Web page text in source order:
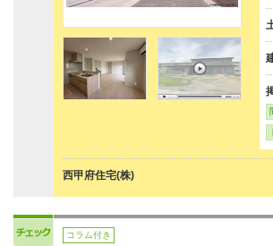
西甲府住宅(株)
コラム付き